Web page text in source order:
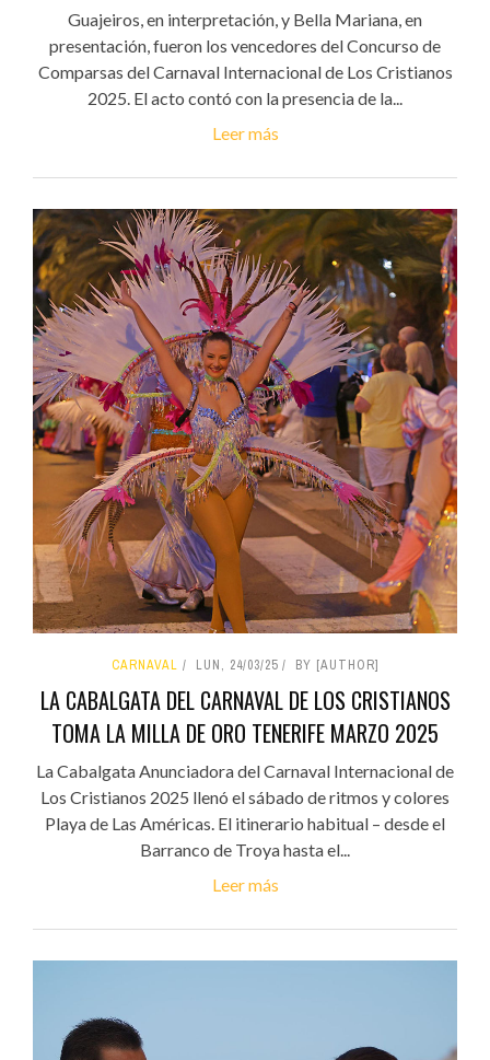
Guajeiros, en interpretación, y Bella Mariana, en
presentación, fueron los vencedores del Concurso de
Comparsas del Carnaval Internacional de Los Cristianos
2025. El acto contó con la presencia de la...
Leer más
CARNAVAL LUN, 24/03/25 BY [AUTHOR]
LA CABALGATA DEL CARNAVAL DE LOS CRISTIANOS
TOMA LA MILLA DE ORO TENERIFE MARZO 2025
La Cabalgata Anunciadora del Carnaval Internacional de
Los Cristianos 2025 llenó el sábado de ritmos y colores
Playa de Las Américas. El itinerario habitual – desde el
Barranco de Troya hasta el...
Leer más